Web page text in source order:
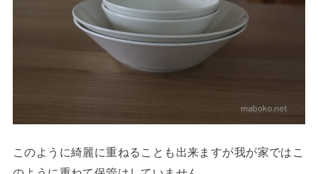
このように綺麗に重ねることも出来ますが我が家ではこ